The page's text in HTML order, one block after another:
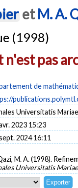
etM. A.
(1998)
n'est pas
de
Universitatis
2023 15:23
2024 16:11
M. A. (1998).
Universitatis